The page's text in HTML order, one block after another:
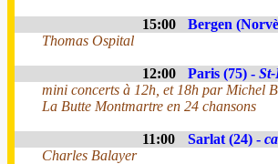
15:00 Bergen
Thomas Ospital
12:00 Paris (75) -
mini concerts à 12h, et 18h par Michel
La Butte Montmartre en 24 chansons
11:00 Sarlat (24) -
Charles Balayer